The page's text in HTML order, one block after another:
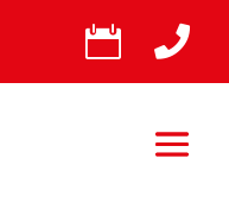
 